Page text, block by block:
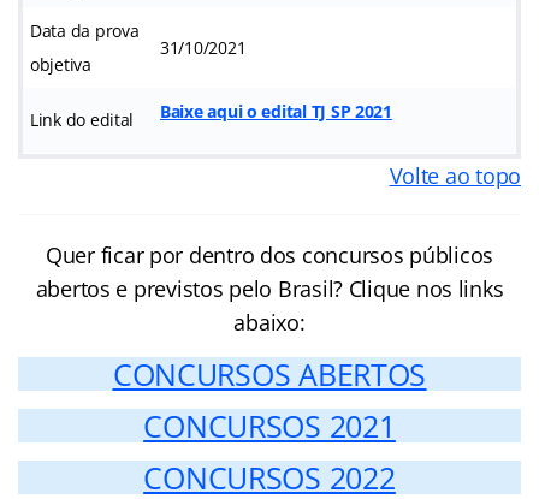
Data da prova
objetiva
31/10/2021
Link do edital Baixe aqui o edital TJ SP 2021
Volte ao topo
Quer ficar por dentro dos concursos públicos
abertos e previstos pelo Brasil? Clique nos links
abaixo:
CONCURSOS ABERTOS
CONCURSOS 2021
CONCURSOS 2022